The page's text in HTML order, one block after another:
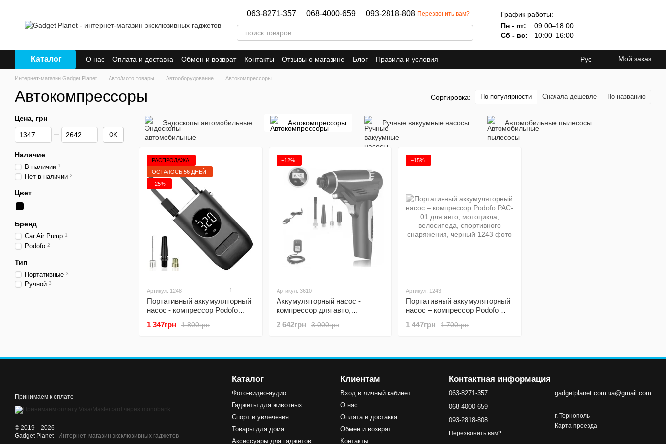
063-8271-357 068-4000-659 093-2818-808 Перезвонить вам?
График работы:
Пн - пт:
09:00–18:00
Сб - вс:
10:00–16:00
Каталог О нас Оплата и доставка Обмен и возврат Контакты Отзывы о магазине Блог Правила и условия Рус Мой заказ
Интернет-магазин Gadget Planet Авто/мото товары Автооборудование Автокомпрессоры
Автокомпрессоры Сортировка: По популярности Сначала дешевле По названию
Эндоскопы автомобильные Автокомпрессоры Ручные вакуумные насосы Автомобильные пылесосы
РАСПРОДАЖА
ОСТАЛОСЬ 56 ДНЕЙ
−25%
Артикул: 1248 1
Портативный аккумуляторный
насос - компрессор Podofo
велосипеда и спортивного
1 800грн
1 347грн
−12%
Артикул: 3610
Аккумуляторный насос -
компрессор для авто,
Pump
3 000грн
2 642грн
−15%
Артикул: 1243
Портативный аккумуляторный
насос – компрессор Podofo
велосипеда, спортивного
1 700грн
1 447грн
Цена, грн
От Цена, грн
До Цена, грн OK
Наличие
В наличии 1
Нет в наличии 2
Цвет
Бренд
Car Air Pump 1
Podofo 2
Тип
Портативные 3
Ручной 3
Принимаем к оплате
© 2019—2026
Gadget Planet - Интернет-магазин эксклюзивных гаджетов
Каталог
Фото-видео-аудио
Гаджеты для животных
Спорт и увлечения
Товары для дома
Аксессуары для гаджетов
Клиентам
Вход в личный кабинет
О нас
Оплата и доставка
Обмен и возврат
Контакты
Контактная информация
063-8271-357
068-4000-659
093-2818-808
Перезвонить вам?
gadgetplanet.com.ua@gmail.com
г. Тернополь
Карта проезда